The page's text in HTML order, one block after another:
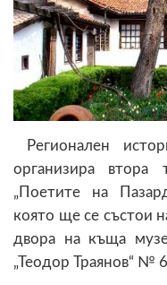
Регионален
организира втора
„Поетите на
която ще се състои
двора на къща
„Теодор Траянов“ №